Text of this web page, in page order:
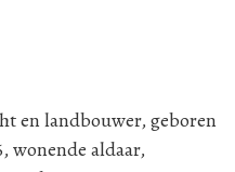
en landbouwer, geboren
wonende aldaar,